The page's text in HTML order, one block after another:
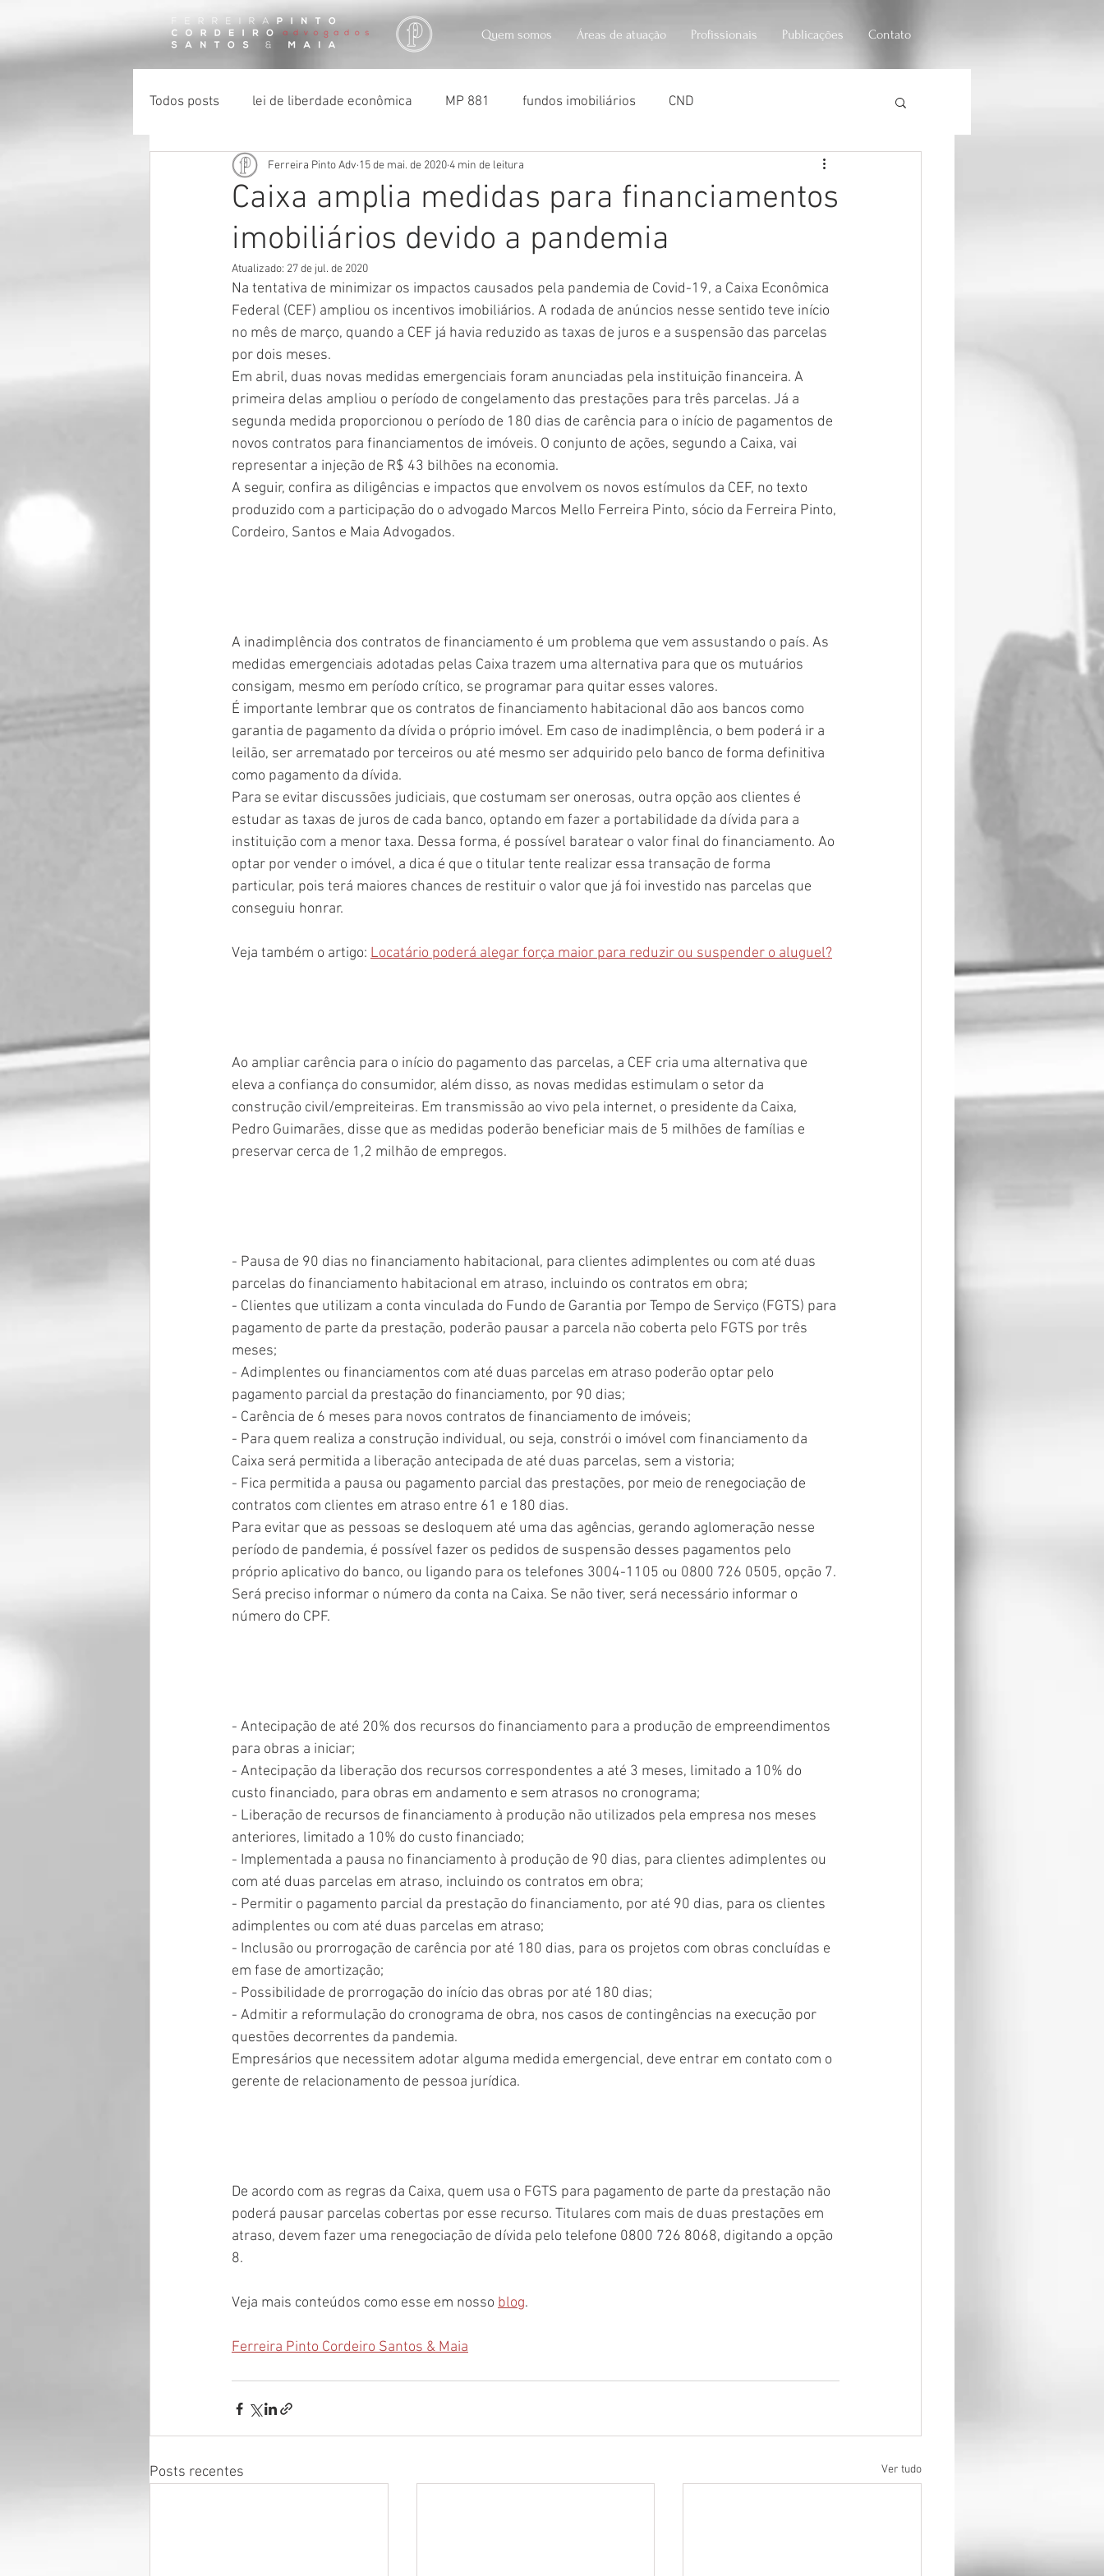
Quem somos Áreas de atuação Profissionais Publicações Contato
Todos posts lei de liberdade econômica MP 881 fundos imobiliários CND
certidão negativa de débito usocapião usucapião sociedade anônima
impenhorabilidade
Caixa amplia medidas para financiamentos
imobiliários devido a pandemia
Ferreira Pinto Adv 15 de mai. de 20204 min de leitura
Atualizado: 27 de jul. de 2020
Na tentativa de minimizar os impactos causados pela pandemia de Covid-19, a Caixa Econômica
Federal (CEF) ampliou os incentivos imobiliários. A rodada de anúncios nesse sentido teve início
no mês de março, quando a CEF já havia reduzido as taxas de juros e a suspensão das parcelas
por dois meses.
Em abril, duas novas medidas emergenciais foram anunciadas pela instituição financeira. A
primeira delas ampliou o período de congelamento das prestações para três parcelas. Já a
segunda medida proporcionou o período de 180 dias de carência para o início de pagamentos de
novos contratos para financiamentos de imóveis. O conjunto de ações, segundo a Caixa, vai
representar a injeção de R$ 43 bilhões na economia.
A seguir, confira as diligências e impactos que envolvem os novos estímulos da CEF, no texto
produzido com a participação do o advogado Marcos Mello Ferreira Pinto, sócio da Ferreira Pinto,
Cordeiro, Santos e Maia Advogados.
A inadimplência dos contratos de financiamento é um problema que vem assustando o país. As
medidas emergenciais adotadas pelas Caixa trazem uma alternativa para que os mutuários
consigam, mesmo em período crítico, se programar para quitar esses valores.
É importante lembrar que os contratos de financiamento habitacional dão aos bancos como
garantia de pagamento da dívida o próprio imóvel. Em caso de inadimplência, o bem poderá ir a
leilão, ser arrematado por terceiros ou até mesmo ser adquirido pelo banco de forma definitiva
como pagamento da dívida.
Para se evitar discussões judiciais, que costumam ser onerosas, outra opção aos clientes é
estudar as taxas de juros de cada banco, optando em fazer a portabilidade da dívida para a
instituição com a menor taxa. Dessa forma, é possível baratear o valor final do financiamento. Ao
optar por vender o imóvel, a dica é que o titular tente realizar essa transação de forma
particular, pois terá maiores chances de restituir o valor que já foi investido nas parcelas que
conseguiu honrar.
Veja também o artigo: Locatário poderá alegar força maior para reduzir ou suspender o aluguel?
Ao ampliar carência para o início do pagamento das parcelas, a CEF cria uma alternativa que
eleva a confiança do consumidor, além disso, as novas medidas estimulam o setor da
construção civil/empreiteiras. Em transmissão ao vivo pela internet, o presidente da Caixa,
Pedro Guimarães, disse que as medidas poderão beneficiar mais de 5 milhões de famílias e
preservar cerca de 1,2 milhão de empregos.
- Pausa de 90 dias no financiamento habitacional, para clientes adimplentes ou com até duas
parcelas do financiamento habitacional em atraso, incluindo os contratos em obra;
- Clientes que utilizam a conta vinculada do Fundo de Garantia por Tempo de Serviço (FGTS) para
pagamento de parte da prestação, poderão pausar a parcela não coberta pelo FGTS por três
meses;
- Adimplentes ou financiamentos com até duas parcelas em atraso poderão optar pelo
pagamento parcial da prestação do financiamento, por 90 dias;
- Carência de 6 meses para novos contratos de financiamento de imóveis;
- Para quem realiza a construção individual, ou seja, constrói o imóvel com financiamento da
Caixa será permitida a liberação antecipada de até duas parcelas, sem a vistoria;
- Fica permitida a pausa ou pagamento parcial das prestações, por meio de renegociação de
contratos com clientes em atraso entre 61 e 180 dias.
Para evitar que as pessoas se desloquem até uma das agências, gerando aglomeração nesse
período de pandemia, é possível fazer os pedidos de suspensão desses pagamentos pelo
próprio aplicativo do banco, ou ligando para os telefones 3004-1105 ou 0800 726 0505, opção 7.
Será preciso informar o número da conta na Caixa. Se não tiver, será necessário informar o
número do CPF.
- Antecipação de até 20% dos recursos do financiamento para a produção de empreendimentos
para obras a iniciar;
- Antecipação da liberação dos recursos correspondentes a até 3 meses, limitado a 10% do
custo financiado, para obras em andamento e sem atrasos no cronograma;
- Liberação de recursos de financiamento à produção não utilizados pela empresa nos meses
anteriores, limitado a 10% do custo financiado;
- Implementada a pausa no financiamento à produção de 90 dias, para clientes adimplentes ou
com até duas parcelas em atraso, incluindo os contratos em obra;
- Permitir o pagamento parcial da prestação do financiamento, por até 90 dias, para os clientes
adimplentes ou com até duas parcelas em atraso;
- Inclusão ou prorrogação de carência por até 180 dias, para os projetos com obras concluídas e
em fase de amortização;
- Possibilidade de prorrogação do início das obras por até 180 dias;
- Admitir a reformulação do cronograma de obra, nos casos de contingências na execução por
questões decorrentes da pandemia.
Empresários que necessitem adotar alguma medida emergencial, deve entrar em contato com o
gerente de relacionamento de pessoa jurídica.
De acordo com as regras da Caixa, quem usa o FGTS para pagamento de parte da prestação não
poderá pausar parcelas cobertas por esse recurso. Titulares com mais de duas prestações em
atraso, devem fazer uma renegociação de dívida pelo telefone 0800 726 8068, digitando a opção
8.
Veja mais conteúdos como esse em nosso blog.
Ferreira Pinto Cordeiro Santos & Maia
Posts recentes Ver tudo